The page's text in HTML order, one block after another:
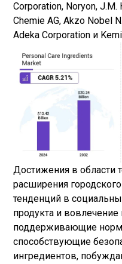
Corporation, Noryon, J.M.
Chemie AG, Akzo Nobel
Adeka Corporation и
Достижения в области
расширения
тенденций в
продукта и вовлечение
поддерживающие
способствующие
ингредиентов,